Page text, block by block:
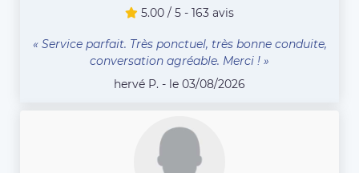
5.00 / 5 - 163 avis
« Service parfait. Très ponctuel, très bonne conduite,
conversation agréable. Merci ! »
hervé P. - le 03/08/2026